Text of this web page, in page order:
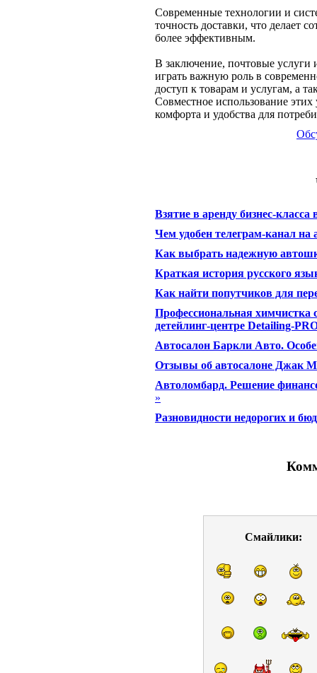
Современные технологии и
точность доставки, что делает
более эффективным.
В заключение, почтовые
играть важную роль в
доступ к товарам и услугам, а
Совместное использование этих
комфорта и удобства для
Взятие в аренду бизнес-класса
Чем удобен телеграм-канал
Как выбрать надежную
Краткая история русского
Как найти попутчиков для
Профессиональная химчистка
детейлинг-центре Detailing-
Автосалон Баркли Авто.
Отзывы об автосалоне Джак
Автоломбард. Решение
»
Разновидности недорогих и
Смайлики: